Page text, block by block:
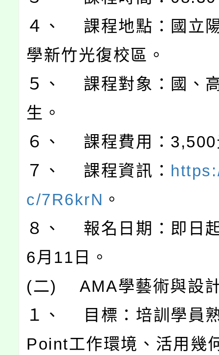
４、 課程地點：國立
學新竹光復校區。
５、 課程對象：國、
生。
６、 課程費用：3,500
７、 課程資訊：
c/7R6krN 。
８、 報名日期：即日
6月11日。
(二) AMA學藝術與設
１、 目標：培訓學員
Point工作環境、活用幾